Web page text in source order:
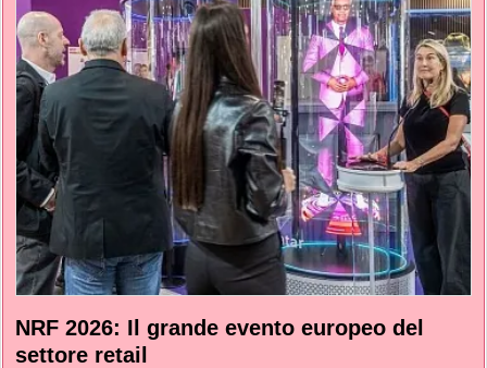
NRF 2026: Il grande evento europeo del
settore retail